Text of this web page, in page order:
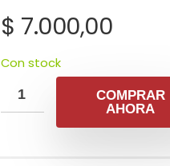
$ 7.000,00
Con stock
COMPRAR
AHORA